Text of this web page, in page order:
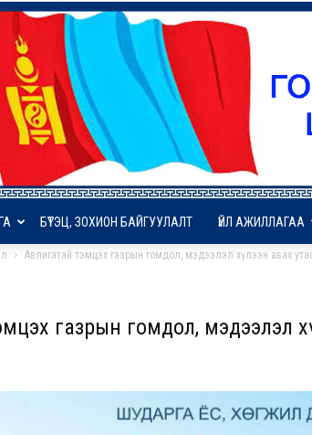
БҮТЭЦ, ЗОХИОН БАЙГУУЛАЛТ ҮЙЛ АЖИЛЛАГАА
Авлигатай тэмцэх газрын гомдол, мэдээлэл хүлээн авах
газрын гомдол, мэдээлэл